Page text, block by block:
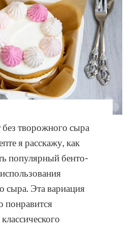
творожного сыра
я расскажу, как
популярный бенто-
сыра. Эта вариация
понравится